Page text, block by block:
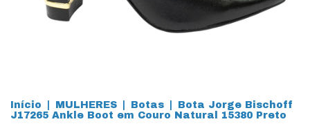
Início MULHERES Botas
Bota Jorge Bischoff
J17265 Ankle Boot em Couro Natural 15380 Preto